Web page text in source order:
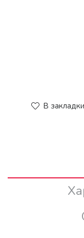
В закладки